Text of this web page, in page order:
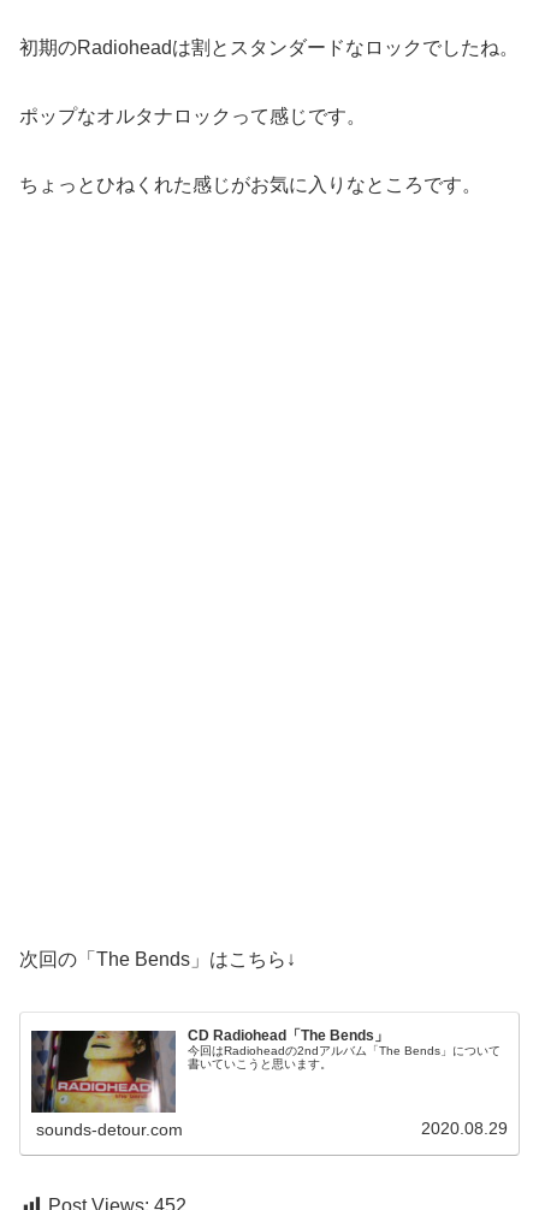
初期のRadioheadは割とスタンダードなロックでしたね。
ポップなオルタナロックって感じです。
ちょっとひねくれた感じがお気に入りなところです。
次回の「The Bends」はこちら↓
CD Radiohead「The Bends」
今回はRadioheadの2ndアルバム「The Bends」について
書いていこうと思います。
sounds-detour.com 2020.08.29